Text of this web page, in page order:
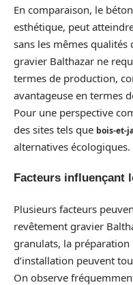
En comparaison, le
esthétique, peut
sans les mêmes qualités
gravier Balthazar ne
termes de production,
avantageuse en termes
Pour une perspective
des sites tels que bois-et-
alternatives écologiques.
Facteurs influençant
Plusieurs facteurs
revêtement gravier
granulats, la préparation
d’installation peuvent
On observe